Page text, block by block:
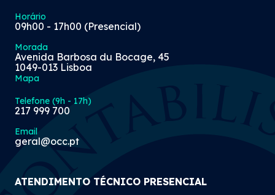
Horário
09h00 - 17h00 (Presencial)
Morada
Avenida Barbosa du Bocage, 45
1049-013 Lisboa
Mapa
Telefone (9h - 17h)
217 999 700
Email
geral@occ.pt
ATENDIMENTO TÉCNICO PRESENCIAL